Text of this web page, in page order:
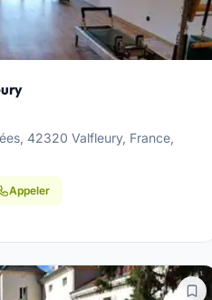
42320 Valfleury, France,
Appeler